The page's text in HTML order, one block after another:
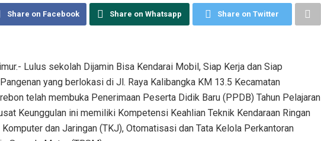
Share on Facebook Share on Whatsapp Share on Twitter
Lulus sekolah Dijamin Bisa Kendarai Mobil, Siap Kerja dan Siap
yang berlokasi di Jl. Raya Kalibangka KM 13.5 Kecamatan
telah membuka Penerimaan Peserta Didik Baru (PPDB) Tahun Pelajaran
Keunggulan ini memiliki Kompetensi Keahlian Teknik Kendaraan Ringan
dan Jaringan (TKJ), Otomatisasi dan Tata Kelola Perkantoran